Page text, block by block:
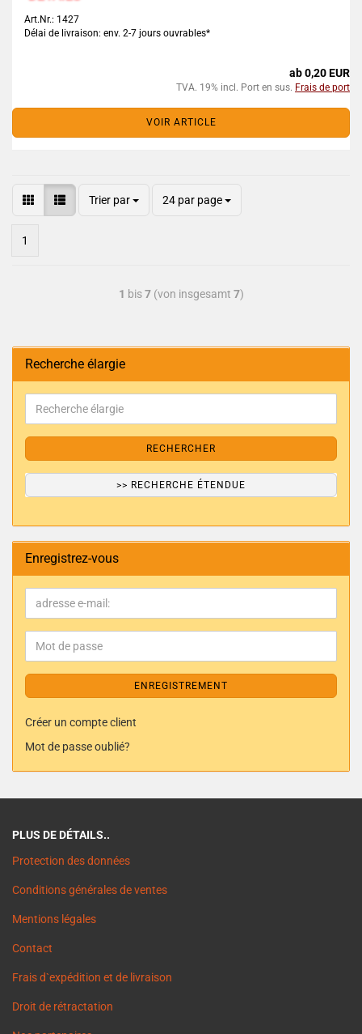
Art.Nr.: 1427
Délai de livraison: env. 2-7 jours ouvrables*
ab 0,20 EUR
TVA. 19% incl. Port en sus. Frais de port
VOIR ARTICLE
Trier par 24 par page
1
1 bis7(von insgesamt 7)
Recherche élargie
RECHERCHER
>> RECHERCHE ÉTENDUE
Enregistrez-vous
ENREGISTREMENT
Créer un compte client
Mot de passe oublié?
PLUS DE DÉTAILS..
Protection des données
Conditions générales de ventes
Mentions légales
Contact
Frais d`expédition et de livraison
Droit de rétractation